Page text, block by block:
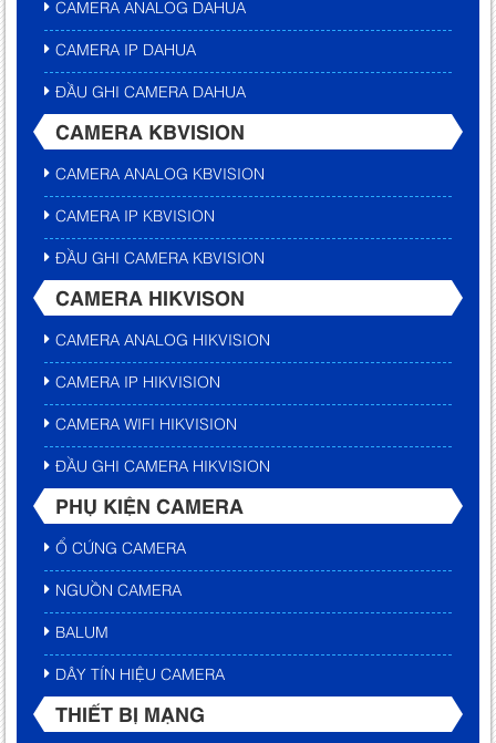
CAMERA ANALOG DAHUA
CAMERA IP DAHUA
ĐẦU GHI CAMERA DAHUA
CAMERA KBVISION
CAMERA ANALOG KBVISION
CAMERA IP KBVISION
ĐẦU GHI CAMERA KBVISION
CAMERA HIKVISON
CAMERA ANALOG HIKVISION
CAMERA IP HIKVISION
CAMERA WIFI HIKVISION
ĐẦU GHI CAMERA HIKVISION
PHỤ KIỆN CAMERA
Ổ CỨNG CAMERA
NGUỒN CAMERA
BALUM
DÂY TÍN HIỆU CAMERA
THIẾT BỊ MẠNG